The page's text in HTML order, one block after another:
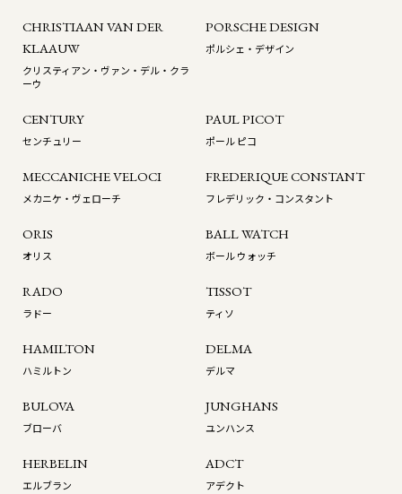
CHRISTIAAN VAN DER
KLAAUW
クリスティアン・ヴァン・デル・クラ
ーウ
PORSCHE DESIGN
ポルシェ・デザイン
CENTURY
センチュリー
PAUL PICOT
ポール ピコ
MECCANICHE VELOCI
メカニケ・ヴェローチ
FREDERIQUE CONSTANT
フレデリック・コンスタント
ORIS
オリス
BALL WATCH
ボール ウォッチ
RADO
ラドー
TISSOT
ティソ
HAMILTON
ハミルトン
DELMA
デルマ
BULOVA
ブローバ
JUNGHANS
ユンハンス
HERBELIN
エルブラン
ADCT
アデクト